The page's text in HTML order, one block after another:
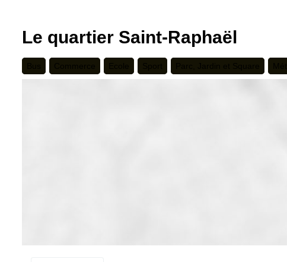
Le quartier Saint-Raphaël